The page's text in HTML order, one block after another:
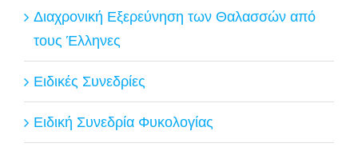
Διαχρονική Εξερεύνηση των Θαλασσών από
τους Έλληνες
Ειδικές Συνεδρίες
Ειδική Συνεδρία Φυκολογίας